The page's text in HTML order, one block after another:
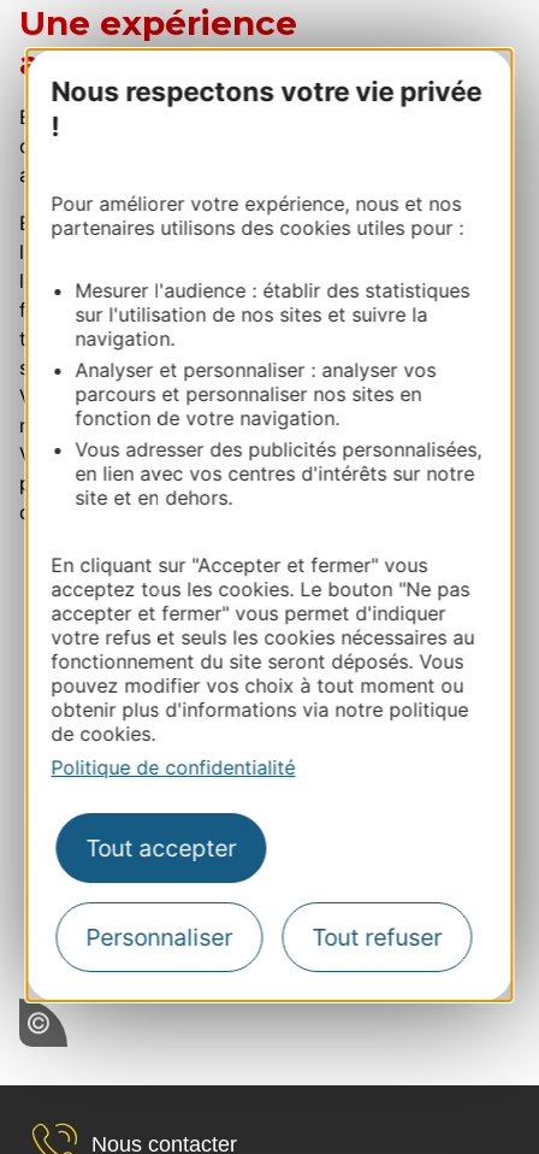
Nous respectons votre vie privée
!
Pour améliorer votre expérience, nous et nos
partenaires utilisons des cookies utiles pour :
Mesurer l'audience : établir des statistiques
sur l'utilisation de nos sites et suivre la
navigation.
Analyser et personnaliser : analyser vos
parcours et personnaliser nos sites en
fonction de votre navigation.
Vous adresser des publicités personnalisées,
en lien avec vos centres d'intérêts sur notre
site et en dehors.
En cliquant sur "Accepter et fermer" vous
acceptez tous les cookies. Le bouton "Ne pas
accepter et fermer" vous permet d'indiquer
votre refus et seuls les cookies nécessaires au
fonctionnement du site seront déposés. Vous
pouvez modifier vos choix à tout moment ou
obtenir plus d'informations via notre politique
de cookies.
Politique de confidentialité
Tout accepter
Personnaliser Tout refuser
Une expérience
authentique en Occitanie
En choissant une chambre d'hôtes pour un week-end
ou un séjour plus long, vous ferez une expérience
authentique et chaleureuse.
Entrez, posez vos valises, imprégnez-vous de
l'atmosphère des lieux : les propriétaires vous ouvrent
les portes de leur maison. La chambre d'hôtes est une
formule idéale pour rencontrer des habitants locaux,
tout en profitant d'un cadre intimiste, décoré avec
soin, où rien n'est impersonnel.
Vous pourrez savourer des petits déjeuners faits
maison, souvent à partir de produits des environs.
Vous pourrez également recueillir des conseils
précieux sur les activités à faire autour, et mieux
découvrir le pays.
Chambres d'hôtes
Nous contacter
Carte interactive